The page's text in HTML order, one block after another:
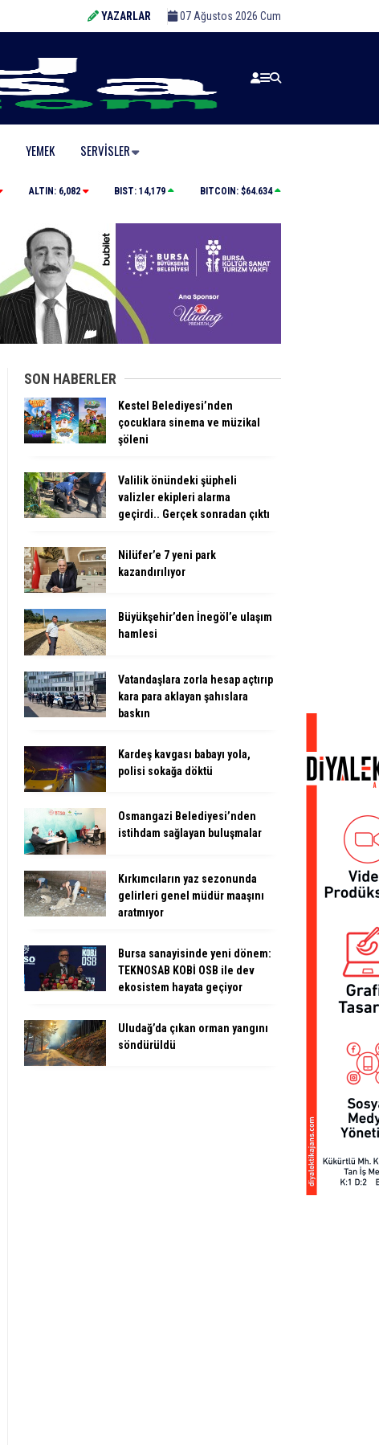
YAZARLAR 07 Ağustos 2026 Cum
YEMEK SERVISLER
Büyükşehir’den İnegöl’e ulaşım hamlesi
ALTIN: 6,082 BIST: 14,179 BITCOIN: $64.634
SON HABERLER
Kestel Belediyesi’nden
çocuklara sinema ve müzikal
şöleni
Valilik önündeki şüpheli
valizler ekipleri alarma
geçirdi.. Gerçek sonradan çıktı
Nilüfer’e 7 yeni park
kazandırılıyor
Büyükşehir’den İnegöl’e ulaşım
hamlesi
Vatandaşlara zorla hesap açtırıp
kara para aklayan şahıslara
baskın
Kardeş kavgası babayı yola,
polisi sokağa döktü
Osmangazi Belediyesi’nden
istihdam sağlayan buluşmalar
Kırkımcıların yaz sezonunda
gelirleri genel müdür maaşını
aratmıyor
Bursa sanayisinde yeni dönem:
TEKNOSAB KOBİ OSB ile dev
ekosistem hayata geçiyor
Uludağ’da çıkan orman yangını
söndürüldü